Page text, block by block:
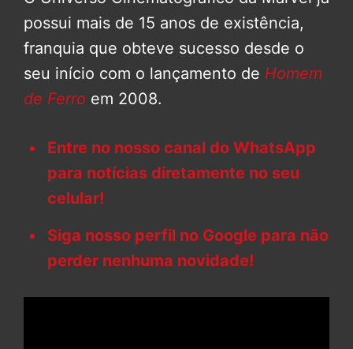
possui mais de 15 anos de existência,
franquia que obteve sucesso desde o
seu início com o lançamento de Homem
de Ferro em 2008.
Entre no nosso canal do WhatsApp
para notícias diretamente no seu
celular!
Siga nosso perfil no Google para não
perder nenhuma novidade!